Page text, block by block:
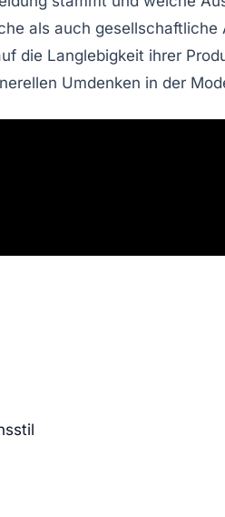
als auch gesellschaftliche
die Langlebigkeit ihrer
Umdenken in der